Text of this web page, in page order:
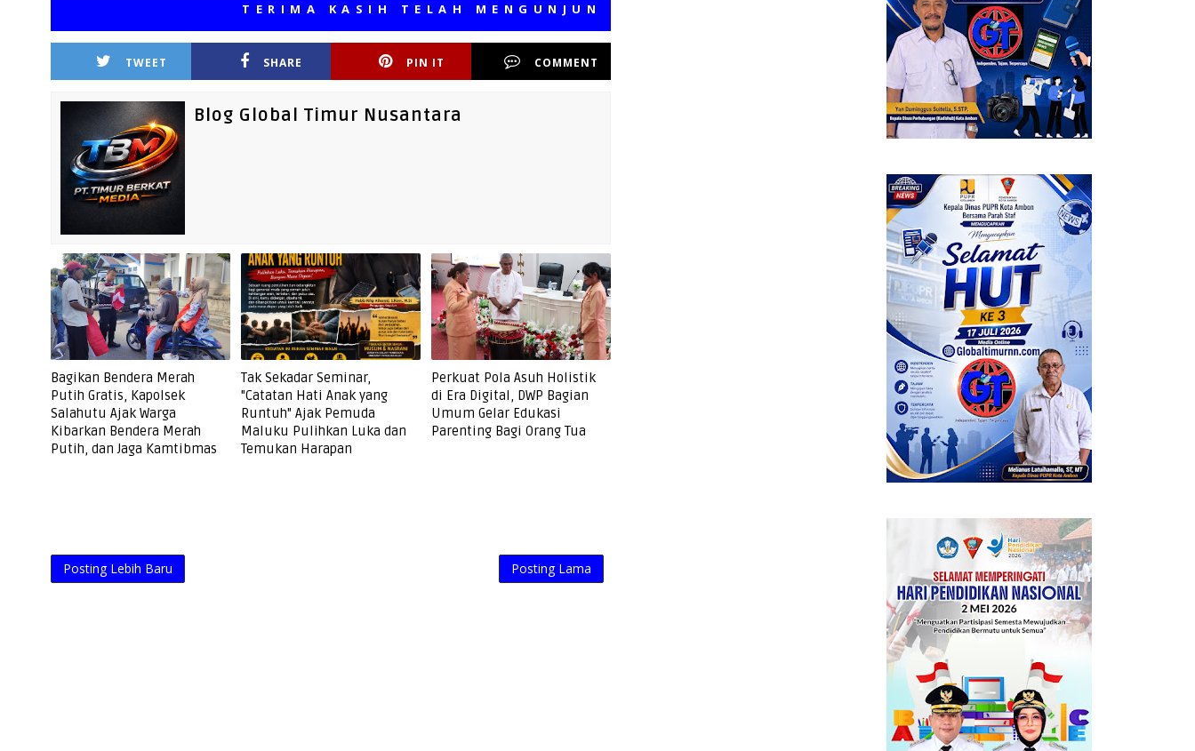
TERIMA KASIH TELAH MENGUNJUNGI MEDIA KAMI, SEMOGA BERMANFAAT
TWEET SHARE PIN IT COMMENT
Blog Global Timur Nusantara
Bagikan Bendera Merah
Putih Gratis, Kapolsek
Salahutu Ajak Warga
Kibarkan Bendera Merah
Putih, dan Jaga Kamtibmas
Tak Sekadar Seminar,
"Catatan Hati Anak yang
Runtuh" Ajak Pemuda
Maluku Pulihkan Luka dan
Temukan Harapan
Perkuat Pola Asuh Holistik
di Era Digital, DWP Bagian
Umum Gelar Edukasi
Parenting Bagi Orang Tua
Posting Lebih Baru Posting Lama